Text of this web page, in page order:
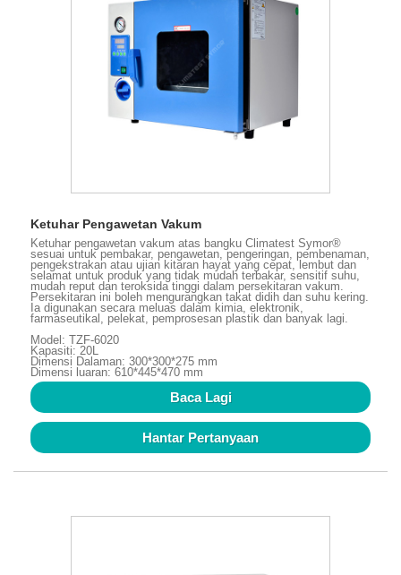
Ketuhar Pengawetan Vakum
Ketuhar pengawetan vakum atas bangku Climatest Symor®
sesuai untuk pembakar, pengawetan, pengeringan, pembenaman,
pengekstrakan atau ujian kitaran hayat yang cepat, lembut dan
selamat untuk produk yang tidak mudah terbakar, sensitif suhu,
mudah reput dan teroksida tinggi dalam persekitaran vakum.
Persekitaran ini boleh mengurangkan takat didih dan suhu kering.
Ia digunakan secara meluas dalam kimia, elektronik,
farmaseutikal, pelekat, pemprosesan plastik dan banyak lagi.
Model: TZF-6020
Kapasiti: 20L
Dimensi Dalaman: 300*300*275 mm
Dimensi luaran: 610*445*470 mm
Baca Lagi
Hantar Pertanyaan